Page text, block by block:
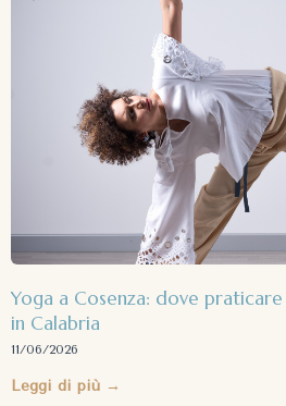
Yoga a Cosenza: dove
in Calabria
11/06/2026
Leggi di più →